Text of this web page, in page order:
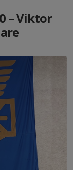
– Viktor